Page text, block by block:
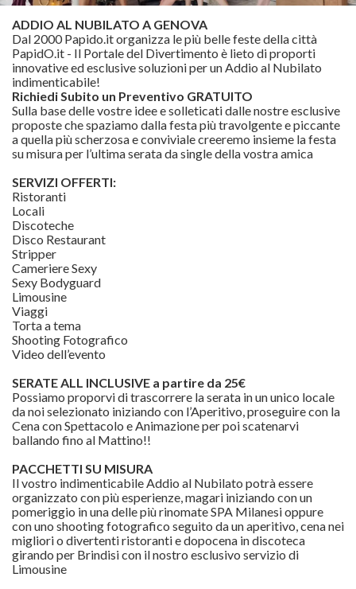
ADDIO AL NUBILATO A GENOVA
Dal 2000 Papido.it organizza le più belle feste della città
PapidO.it - Il Portale del Divertimento è lieto di proporti
innovative ed esclusive soluzioni per un Addio al Nubilato
indimenticabile!
Richiedi Subito un Preventivo GRATUITO
Sulla base delle vostre idee e solleticati dalle nostre esclusive
proposte che spaziamo dalla festa più travolgente e piccante
a quella più scherzosa e conviviale creeremo insieme la festa
su misura per l’ultima serata da single della vostra amica
SERVIZI OFFERTI:
Ristoranti
Locali
Discoteche
Disco Restaurant
Stripper
Cameriere Sexy
Sexy Bodyguard
Limousine
Viaggi
Torta a tema
Shooting Fotografico
Video dell’evento
SERATE ALL INCLUSIVE a partire da 25€
Possiamo proporvi di trascorrere la serata in un unico locale
da noi selezionato iniziando con l’Aperitivo, proseguire con la
Cena con Spettacolo e Animazione per poi scatenarvi
ballando fino al Mattino!!
PACCHETTI SU MISURA
Il vostro indimenticabile Addio al Nubilato potrà essere
organizzato con più esperienze, magari iniziando con un
pomeriggio in una delle più rinomate SPA Milanesi oppure
con uno shooting fotografico seguito da un aperitivo, cena nei
migliori o divertenti ristoranti e dopocena in discoteca
girando per Brindisi con il nostro esclusivo servizio di
Limousine